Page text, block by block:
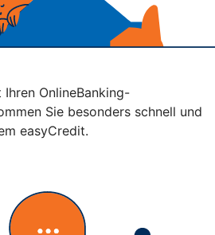
OnlineBanking-
Sie besonders schnell und
easyCredit.